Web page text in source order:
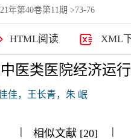
高级
下载
年第40卷第11期 >73-76
HTML阅读 XML
医类医院经济运
佳，王长青，朱 岷
|||| 相似文献 [20] |||